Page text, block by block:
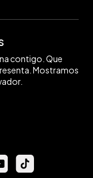
contigo. Que
Mostramos